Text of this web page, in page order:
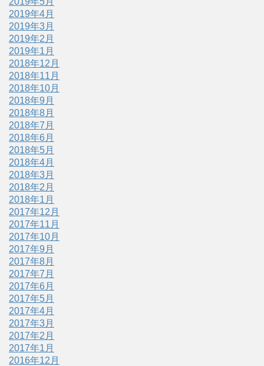
2019年4月
2019年3月
2019年2月
2019年1月
2018年12月
2018年11月
2018年10月
2018年9月
2018年8月
2018年7月
2018年6月
2018年5月
2018年4月
2018年3月
2018年2月
2018年1月
2017年12月
2017年11月
2017年10月
2017年9月
2017年8月
2017年7月
2017年6月
2017年5月
2017年4月
2017年3月
2017年2月
2017年1月
2016年12月